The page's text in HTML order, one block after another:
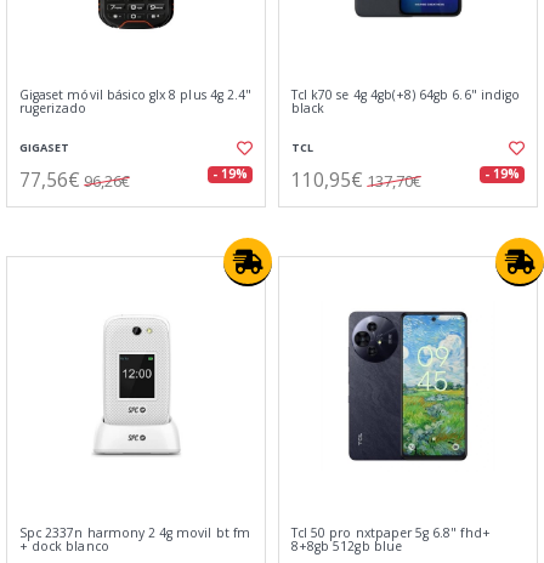
Gigaset móvil básico glx 8 plus 4g 2.4"
rugerizado
GIGASET
77,56€ 96,26€ - 19%
Tcl k70 se 4g 4gb(+8) 64gb 6.6" indigo
black
TCL
110,95€ 137,70€ - 19%
Spc 2337n harmony 2 4g movil bt fm
+ dock blanco
Tcl 50 pro nxtpaper 5g 6.8" fhd+
8+8gb 512gb blue